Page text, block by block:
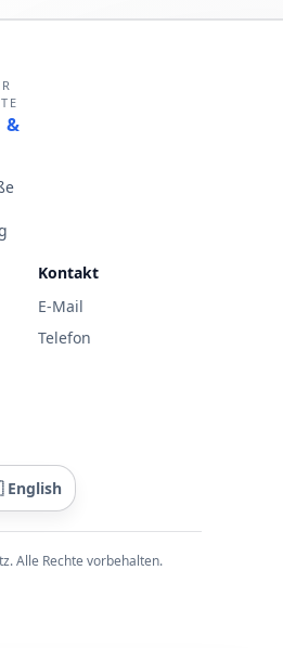
&
Kontakt
E-Mail
Telefon
Alle Rechte vorbehalten.